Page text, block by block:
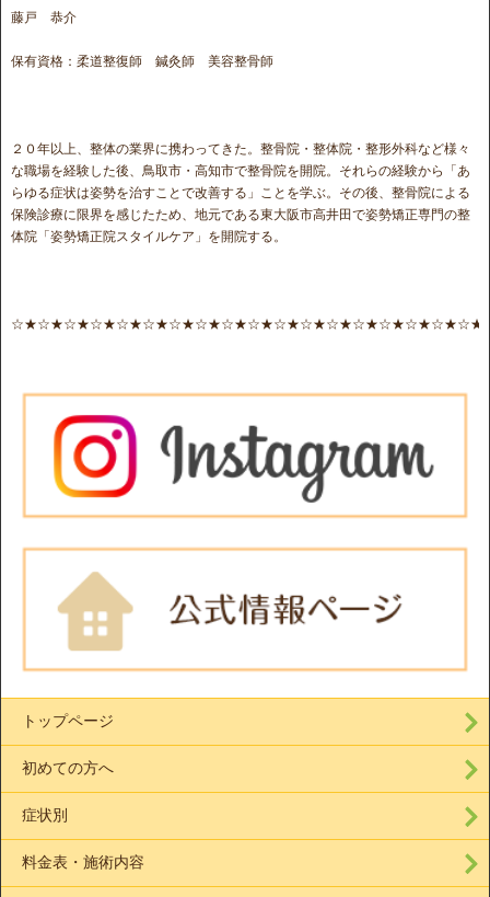
藤戸 恭介
保有資格：柔道整復師 鍼灸師 美容整骨師
２０年以上、整体の業界に携わってきた。整骨院・整体院・整形外科など様々
な職場を経験した後、鳥取市・高知市で整骨院を開院。それらの経験から「あ
らゆる症状は姿勢を治すことで改善する」ことを学ぶ。その後、整骨院による
保険診療に限界を感じたため、地元である東大阪市高井田で姿勢矯正専門の整
体院「姿勢矯正院スタイルケア」を開院する。
トップページ
初めての方へ
症状別
料金表・施術内容